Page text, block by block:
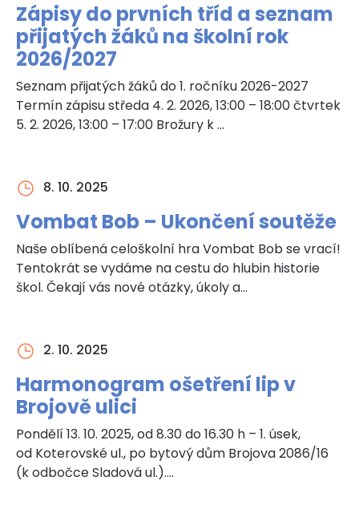
Zápisy do prvních tříd a seznam
přijatých žáků na školní rok
2026/2027
Seznam přijatých žáků do 1. ročníku 2026-2027
Termín zápisu středa 4. 2. 2026, 13:00 – 18:00 čtvrtek
5. 2. 2026, 13:00 – 17:00 Brožury k …
8. 10. 2025
Vombat Bob – Ukončení soutěže
Naše oblíbená celoškolní hra Vombat Bob se vrací!
Tentokrát se vydáme na cestu do hlubin historie
škol. Čekají vás nové otázky, úkoly a…
2. 10. 2025
Harmonogram ošetření lip v
Brojově ulici
Pondělí 13. 10. 2025, od 8.30 do 16.30 h – 1. úsek,
od Koterovské ul., po bytový dům Brojova 2086/16
(k odbočce Sladová ul.).…